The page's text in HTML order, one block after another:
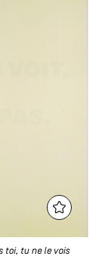
toi, tu ne le vois